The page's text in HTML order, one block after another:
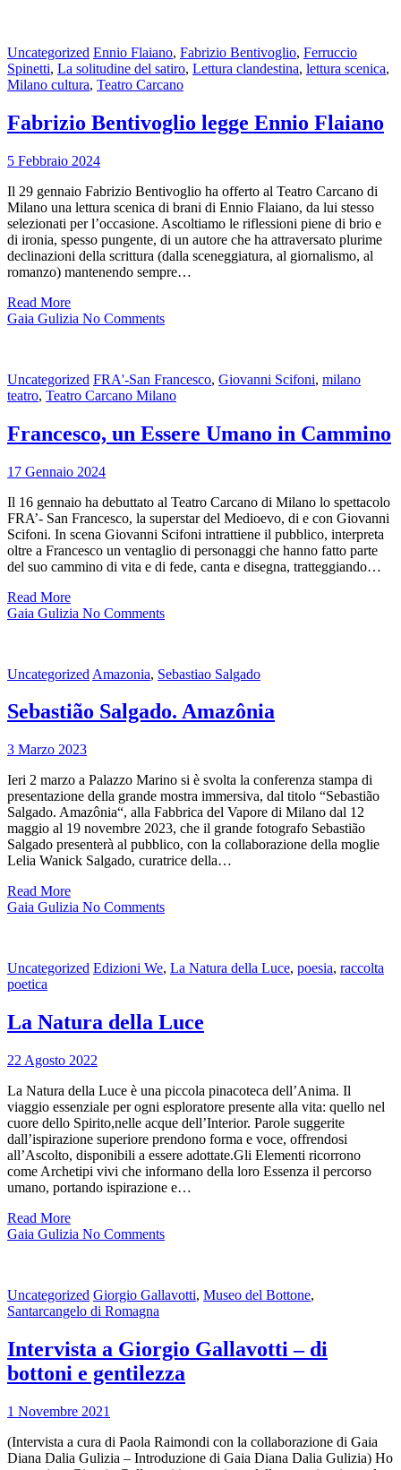
Uncategorized Ennio Flaiano, Fabrizio Bentivoglio, Ferruccio
Spinetti, La solitudine del satiro, Lettura clandestina, lettura scenica,
Milano cultura, Teatro Carcano
Fabrizio Bentivoglio legge Ennio Flaiano
5 Febbraio 2024
Il 29 gennaio Fabrizio Bentivoglio ha offerto al Teatro Carcano di
Milano una lettura scenica di brani di Ennio Flaiano, da lui stesso
selezionati per l’occasione. Ascoltiamo le riflessioni piene di brio e
di ironia, spesso pungente, di un autore che ha attraversato plurime
declinazioni della scrittura (dalla sceneggiatura, al giornalismo, al
romanzo) mantenendo sempre…
Read More
Gaia Gulizia No Comments
Uncategorized FRA'-San Francesco, Giovanni Scifoni, milano
teatro, Teatro Carcano Milano
Francesco, un Essere Umano in Cammino
17 Gennaio 2024
Il 16 gennaio ha debuttato al Teatro Carcano di Milano lo spettacolo
FRA’- San Francesco, la superstar del Medioevo, di e con Giovanni
Scifoni. In scena Giovanni Scifoni intrattiene il pubblico, interpreta
oltre a Francesco un ventaglio di personaggi che hanno fatto parte
del suo cammino di vita e di fede, canta e disegna, tratteggiando…
Read More
Gaia Gulizia No Comments
Uncategorized Amazonia, Sebastiao Salgado
Sebastião Salgado. Amazônia
3 Marzo 2023
Ieri 2 marzo a Palazzo Marino si è svolta la conferenza stampa di
presentazione della grande mostra immersiva, dal titolo “Sebastião
Salgado. Amazônia“, alla Fabbrica del Vapore di Milano dal 12
maggio al 19 novembre 2023, che il grande fotografo Sebastião
Salgado presenterà al pubblico, con la collaborazione della moglie
Lelia Wanick Salgado, curatrice della…
Read More
Gaia Gulizia No Comments
Uncategorized Edizioni We, La Natura della Luce, poesia, raccolta
poetica
La Natura della Luce
22 Agosto 2022
La Natura della Luce è una piccola pinacoteca dell’Anima. Il
viaggio essenziale per ogni esploratore presente alla vita: quello nel
cuore dello Spirito,nelle acque dell’Interior. Parole suggerite
dall’ispirazione superiore prendono forma e voce, offrendosi
all’Ascolto, disponibili a essere adottate.Gli Elementi ricorrono
come Archetipi vivi che informano della loro Essenza il percorso
umano, portando ispirazione e…
Read More
Gaia Gulizia No Comments
Uncategorized Giorgio Gallavotti, Museo del Bottone,
Santarcangelo di Romagna
Intervista a Giorgio Gallavotti – di
bottoni e gentilezza
1 Novembre 2021
(Intervista a cura di Paola Raimondi con la collaborazione di Gaia
Diana Dalia Gulizia – Introduzione di Gaia Diana Dalia Gulizia) Ho